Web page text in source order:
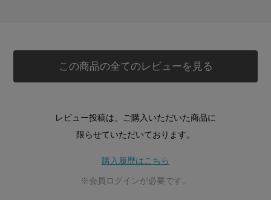
この商品の全てのレビューを見る
レビュー投稿は、ご購入いただいた商品に
限らせていただいております。
購入履歴はこちら
※会員ログインが必要です。